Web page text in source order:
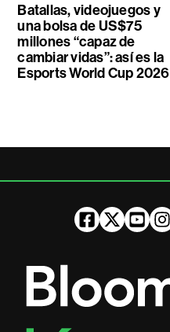
Batallas, videojuegos y
una bolsa de US$75
millones “capaz de
cambiar vidas”: así es la
Esports World Cup 2026